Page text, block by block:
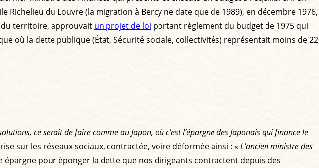
Richelieu du Louvre (la migration à Bercy ne date que de 1989), en décembre 1976,
du territoire, approuvait un projet de loi portant règlement du budget de 1975 qui
où la dette publique (État, Sécurité sociale, collectivités) représentait moins de 22
ce serait de faire comme au Japon, où c’est l’épargne des Japonais qui finance le
sur les réseaux sociaux, contractée, voire déformée ainsi : «L’ancien ministre des
épargne pour éponger la dette que nos dirigeants contractent depuis des